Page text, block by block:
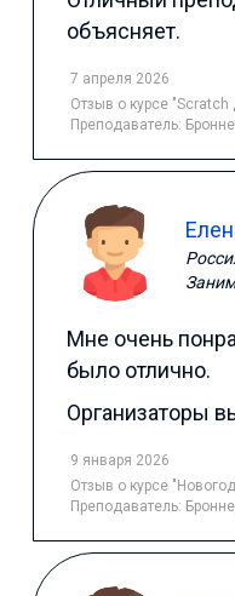
объясняет.
7 апреля 2026
Отзыв о курсе
Преподаватель:
Мне очень
было отлично.
Организаторы
9 января 2026
Отзыв о курсе
Преподаватель: